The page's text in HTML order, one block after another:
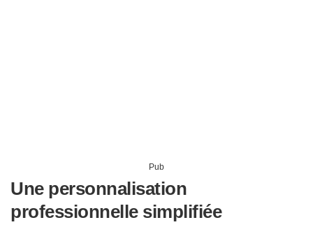
Pub
Une personnalisation
professionnelle simplifiée